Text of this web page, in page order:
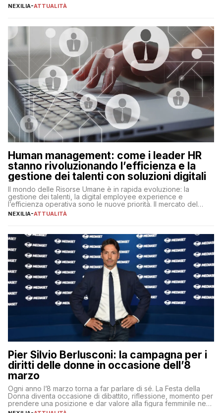
realtà operativa che sta portando a un cambio significativo in
operazioni, bensì comporta […]
NEXILIA-ATTUALITÀ
Human management: come i leader HR
stanno rivoluzionando l’efficienza e la
gestione dei talenti con soluzioni digitali
Il mondo delle Risorse Umane è in rapida evoluzione: la
gestione dei talenti, la digital employee experience e
l’efficienza operativa sono le nuove priorità. Il mercato del
lavoro, d’altra parte, è sempre più competitivo con una lotta
NEXILIA-ATTUALITÀ
Pier Silvio Berlusconi: la campagna per i
diritti delle donne in occasione dell’8
marzo
Ogni anno l’8 marzo torna a far parlare di sé. La Festa della
Donna diventa occasione di dibattito, riflessione, momento per
prendere una posizione e dar valore alla figura femminile nella
sua complessità e crucialità. A lanciare un messaggio “forte e